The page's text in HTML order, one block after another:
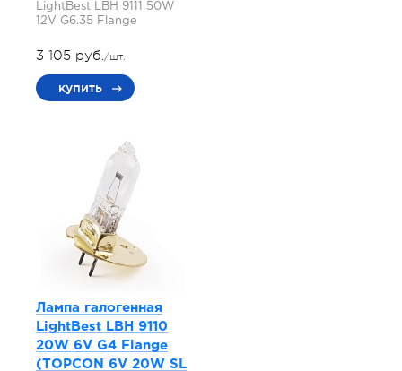
LightBest LBH 9111 50W
12V G6.35 Flange
3 105 руб./шт.
купить
Лампа галогенная
LightBest LBH 9110
20W 6V G4 Flange
(TOPCON 6V 20W SL